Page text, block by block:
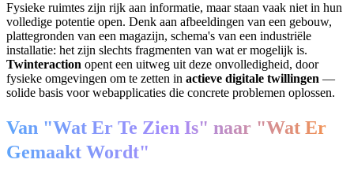
Fysieke ruimtes zijn rijk aan informatie, maar staan vaak niet in hun
volledige potentie open. Denk aan afbeeldingen van een gebouw,
plattegronden van een magazijn, schema's van een industriële
installatie: het zijn slechts fragmenten van wat er mogelijk is.
Twinteraction opent een uitweg uit deze onvolledigheid, door
fysieke omgevingen om te zetten in actieve digitale twillingen —
solide basis voor webapplicaties die concrete problemen oplossen.
Van "Wat Er Te Zien Is" naar "Wat Er
Gemaakt Wordt"